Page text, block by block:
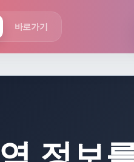
바로가기